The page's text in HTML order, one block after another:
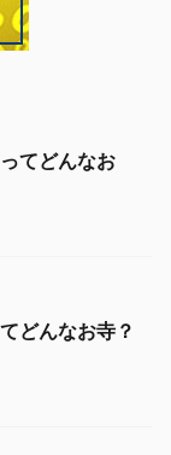
てどんなお
どんなお寺？